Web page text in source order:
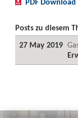
Posts zu diesem
27 May 2019